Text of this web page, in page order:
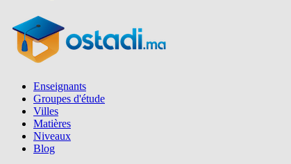
Enseignants
Groupes d'étude
Villes
Matières
Niveaux
Blog